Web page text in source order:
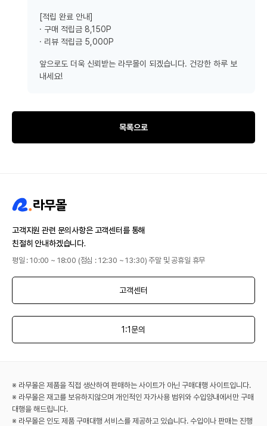
[적립 완료 안내]
· 구매 적립금 8,150P
· 리뷰 적립금 5,000P
앞으로도 더욱 신뢰받는 라무몰이 되겠습니다. 건강한 하루 보
내세요!
목록으로
고객지원 관련 문의사항은 고객센터를 통해
친절히 안내하겠습니다.
평일 : 10:00 ~ 18:00 (점심 : 12:30 ~ 13:30) 주말 및 공휴일 휴무
고객센터
1:1문의
※ 라무몰은 제품을 직접 생산하여 판매하는 사이트가 아닌 구매대행 사이트입니다.
※ 라무몰은 재고를 보유하지않으며 개인적인 자가사용 범위와 수입양내에서만 구매
대행을 해드립니다.
※ 라무몰은 인도 제품 구매대행 서비스를 제공하고 있습니다. 수입이나 판매는 진행